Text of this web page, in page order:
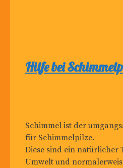
Hilfe bei
Schimmel ist der
für Schimmelpilze.
Diese sind ein natürlicher
Umwelt und